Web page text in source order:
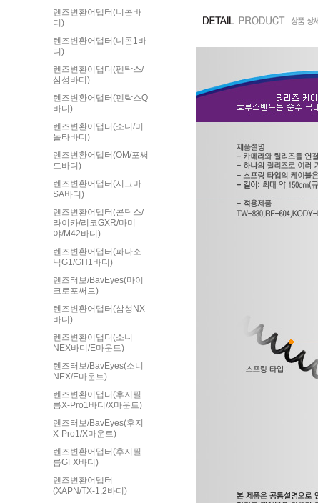
렌즈변환어댑터(니콘바
디)
렌즈변환어댑터(니콘1바
디)
렌즈변환어댑터(펜탁스/
삼성바디)
렌즈변환어댑터(펜탁스Q
바디)
렌즈변환어댑터(소니/미
놀타바디)
렌즈변환어댑터(OM/포써
드바디)
렌즈변환어댑터(시그마
SA바디)
렌즈변환어댑터(콘탁스/
라이카/리코GXR/마미
야/M42바디)
렌즈변환어댑터(파나소
닉G1/GH1바디)
렌즈터보/BavEyes(마이
크로포써드)
렌즈변환어댑터(삼성NX
바디)
렌즈변환어댑터(소니
NEX바디/E마운트)
렌즈터보/BavEyes(소니
NEX/E마운트)
렌즈변환어댑터(후지필
름X-Pro1바디/X마운트)
렌즈터보/BavEyes(후지
X-Pro1/X마운트)
렌즈변환어댑터(후지필
름GFX바디)
렌즈변환어댑터
(XAPN/TX-1,2바디)